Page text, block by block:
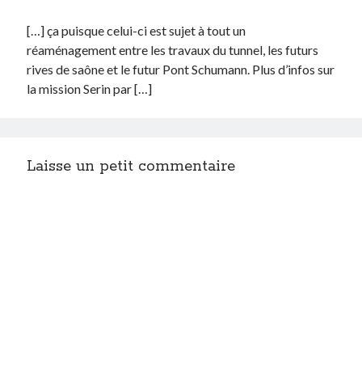
[…] ça puisque celui-ci est sujet à tout un
réaménagement entre les travaux du tunnel, les futurs
rives de saône et le futur Pont Schumann. Plus d’infos sur
la mission Serin par […]
Laisse un petit commentaire